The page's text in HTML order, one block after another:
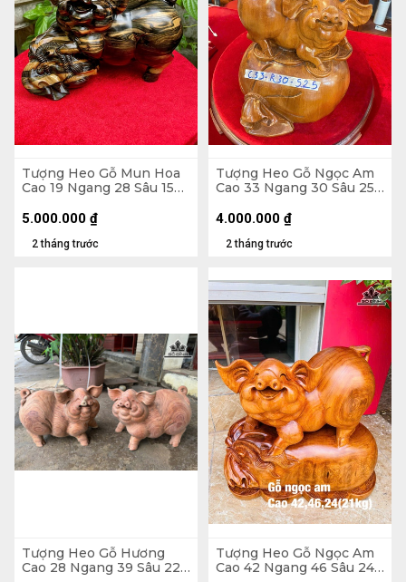
Tượng Heo Gỗ Mun Hoa
Cao 19 Ngang 28 Sâu 15
2 tháng trước
5.000.000 ₫
Tượng Heo Gỗ Ngọc Am
Cao 33 Ngang 30 Sâu 25
2 tháng trước
4.000.000 ₫
Tượng Heo Gỗ Hương
Cao 28 Ngang 39 Sâu 22
Tượng Heo Gỗ Ngọc Am
Cao 42 Ngang 46 Sâu 24